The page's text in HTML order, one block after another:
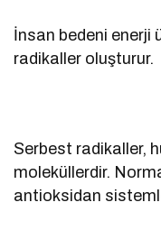
İnsan bedeni enerji
radikaller oluşturur.
Serbest radikaller,
moleküllerdir.
antioksidan